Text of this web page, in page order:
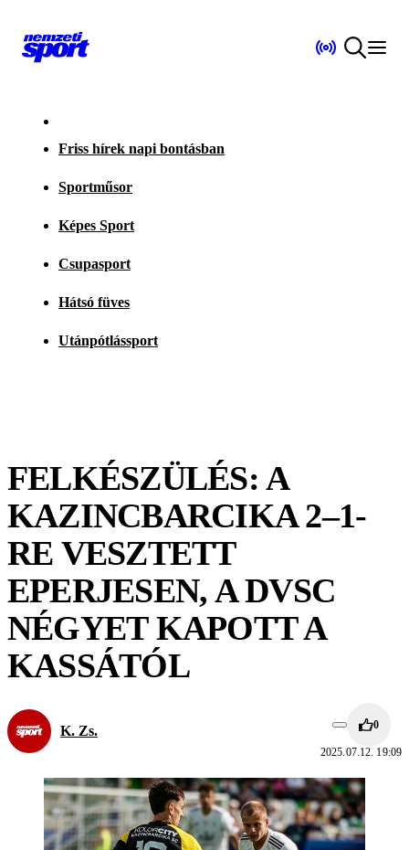
Friss hírek napi bontásban
Sportműsor
Képes Sport
Csupasport
Hátsó füves
Utánpótlássport
FELKÉSZÜLÉS: A
KAZINCBARCIKA 2–1-
RE VESZTETT
EPERJESEN, A DVSC
NÉGYET KAPOTT A
KASSÁTÓL
K. Zs. 0
2025.07.12. 19:09